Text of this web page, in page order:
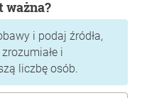
ważna?
i podaj źródła,
i
liczbę osób.